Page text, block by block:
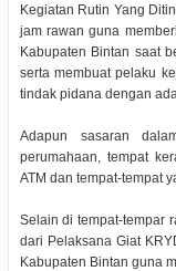
Kegiatan Rutin Yang
jam rawan guna
Kabupaten Bintan saat
serta membuat pelaku
tindak pidana dengan
Adapun sasaran
perumahaan, tempat
ATM dan tempat-tempat
Selain di tempat-tempar
dari Pelaksana Giat
Kabupaten Bintan guna